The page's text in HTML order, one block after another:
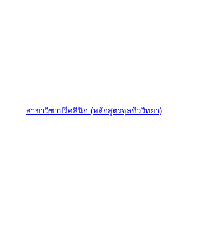
สาขาวิชาปรีคลินิก (หลักสูตรจุลชีววิทยา)